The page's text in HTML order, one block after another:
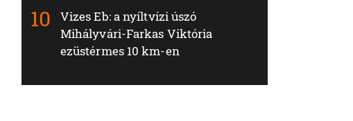
Vizes Eb: a nyíltvízi úszó
Mihályvári-Farkas Viktória
ezüstérmes 10 km-en